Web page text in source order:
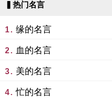
▍热门名言
1. 缘的名言
2. 血的名言
3. 美的名言
4. 忙的名言